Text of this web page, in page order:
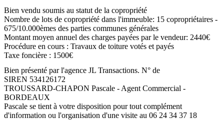
Bien vendu soumis au statut de la copropriété
Nombre de lots de copropriété dans l'immeuble: 15 copropriétaires -
675/10.000èmes des parties communes générales
Montant moyen annuel des charges payées par le vendeur: 2440€
Procédure en cours : Travaux de toiture votés et payés
Taxe foncière : 1500€
Bien présenté par l'agence JL Transactions. N° de
SIREN 534126172
TROUSSARD-CHAPON Pascale - Agent Commercial -
BORDEAUX
Pascale se tient à votre disposition pour tout complément
d'information ou l'organisation d'une visite au 06 24 34 37 18